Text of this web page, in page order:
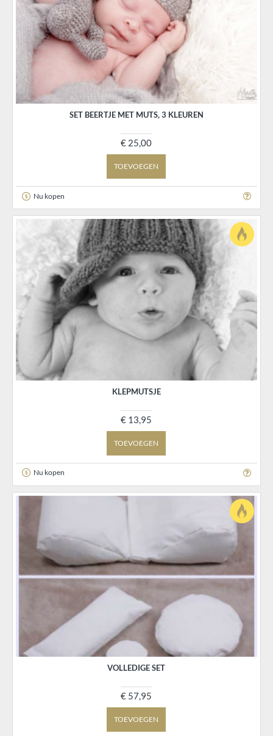
SET BEERTJE MET MUTS, 3 KLEUREN
€ 25,00
TOEVOEGEN
Nu kopen
KLEPMUTSJE
€ 13,95
TOEVOEGEN
Nu kopen
VOLLEDIGE SET
€ 57,95
TOEVOEGEN